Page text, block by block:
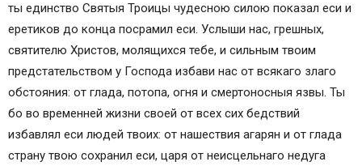
ты единство Святыя Троицы чудесною силою показал еси и
еретиков до конца посрамил еси. Услыши нас, грешных,
святителю Христов, молящихся тебе, и сильным твоим
предстательством у Господа избави нас от всякаго злаго
обстояния: от глада, потопа, огня и смертоносныя язвы. Ты
бо во временней жизни своей от всех сих бедствий
избавлял еси людей твоих: от нашествия агарян и от глада
страну твою сохранил еси, царя от неисцельнаго недуга